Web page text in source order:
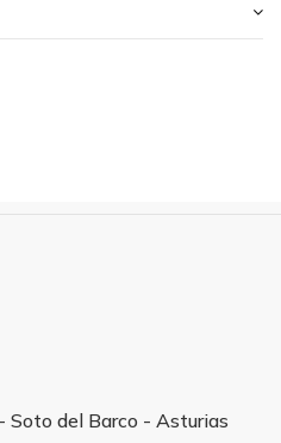
Soto del Barco - Asturias